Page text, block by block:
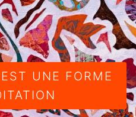
UNE FORME